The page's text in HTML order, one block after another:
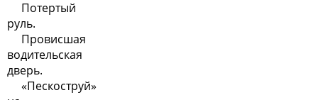
Потертый
руль.
Провисшая
водительская
дверь.
«Пескоструй»